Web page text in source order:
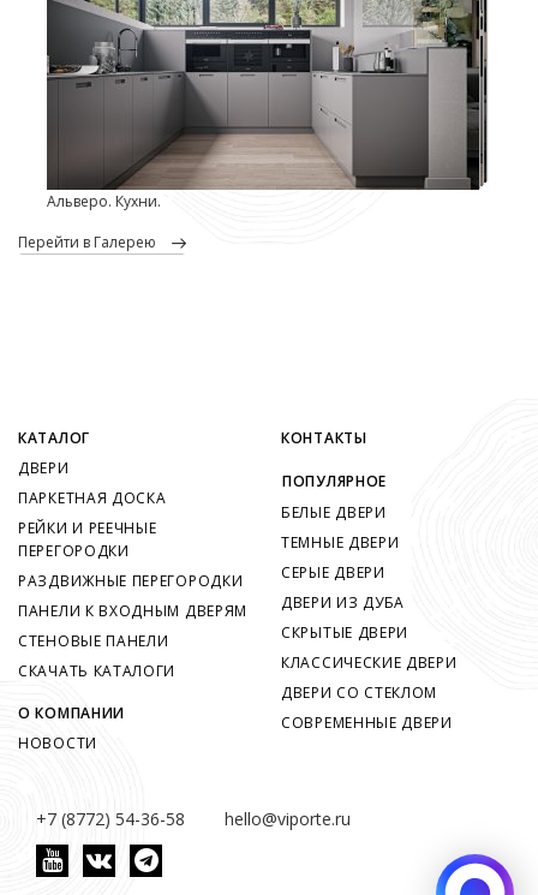
Альверо. Кухни.
перейти в Галерею
+7 (8772) 54-36-58 hello@viporte.ru
КАТАЛОГ
ДВЕРИ
ПАРКЕТНАЯ ДОСКА
РЕЙКИ И РЕЕЧНЫЕ
ПЕРЕГОРОДКИ
РАЗДВИЖНЫЕ ПЕРЕГОРОДКИ
ПАНЕЛИ К ВХОДНЫМ ДВЕРЯМ
СТЕНОВЫЕ ПАНЕЛИ
СКАЧАТЬ КАТАЛОГИ
О КОМПАНИИ
НОВОСТИ
КОНТАКТЫ
ПОПУЛЯРНОЕ
БЕЛЫЕ ДВЕРИ
ТЕМНЫЕ ДВЕРИ
СЕРЫЕ ДВЕРИ
ДВЕРИ ИЗ ДУБА
СКРЫТЫЕ ДВЕРИ
КЛАССИЧЕСКИЕ ДВЕРИ
ДВЕРИ СО СТЕКЛОМ
СОВРЕМЕННЫЕ ДВЕРИ